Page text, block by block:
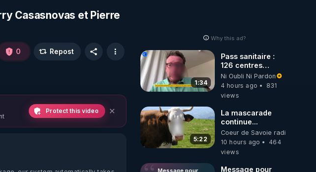
Casasnovas et Pierre
0 Repost
Protect this video
Why this ad?
1:34
Pass sanitaire :
126 centres
commerciaux
concernés par
l'obligation dans
Ni Oubli Ni Pardon
4 hours ago
831
views
5:22
La mascarade
continue...
Coeur de Savoie radioweb TV
10 hours ago
464
views
Message pour
Message pour